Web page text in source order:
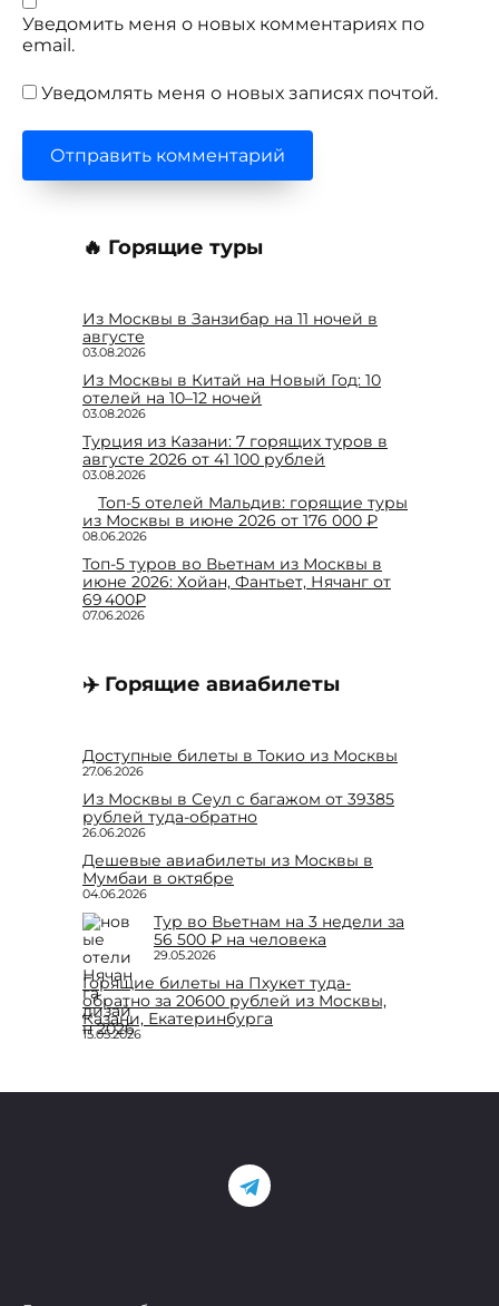
Уведомить меня о новых комментариях по
email.
Уведомлять меня о новых записях почтой.
🔥 Горящие туры
Из Москвы в Занзибар на 11 ночей в
августе
03.08.2026
Из Москвы в Китай на Новый Год: 10
отелей на 10–12 ночей
03.08.2026
Турция из Казани: 7 горящих туров в
августе 2026 от 41 100 рублей
03.08.2026
Топ-5 отелей Мальдив: горящие туры
из Москвы в июне 2026 от 176 000 ₽
08.06.2026
Топ-5 туров во Вьетнам из Москвы в
июне 2026: Хойан, Фантьет, Нячанг от
69 400₽
07.06.2026
✈️ Горящие авиабилеты
Доступные билеты в Токио из Москвы
27.06.2026
Из Москвы в Сеул с багажом от 39385
рублей туда-обратно
26.06.2026
Дешевые авиабилеты из Москвы в
Мумбаи в октябре
04.06.2026
Тур во Вьетнам на 3 недели за
56 500 ₽ на человека
29.05.2026
Горящие билеты на Пхукет туда-
обратно за 20600 рублей из Москвы,
Казани, Екатеринбурга
15.05.2026